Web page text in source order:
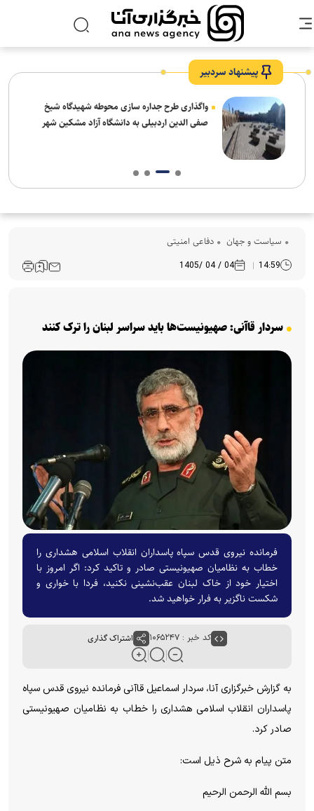
پیشنهاد سردبیر
واگذاری طرح جداره سازی محوطه شهیدگاه شیخ
صفی الدین اردبیلی به دانشگاه آزاد مشکین شهر
سیاست و جهان دفاعی امنیتی
14:59
04 / 04 /1405
سردار قاآنی: صهیونیست‌ها باید سراسر لبنان را ترک کنند
فرمانده نیروی قدس سپاه پاسداران انقلاب اسلامی هشداری را
خطاب به نظامیان صهیونیستی صادر و تاکید کرد: اگر امروز با
اختیار خود از خاک لبنان عقب‌نشینی نکنید، فردا با خواری و
شکست ناگزیر به فرار خواهید شد.
کد خبر : ۱۰۶۵۲۴۷ اشتراک گذاری
به گزارش خبرگزاری آنا، سردار اسماعیل قاآنی فرمانده نیروی قدس سپاه
پاسداران انقلاب اسلامی هشداری را خطاب به نظامیان صهیونیستی
صادر کرد.
متن پیام به شرح ذیل است:
بسم الله الرحمن الرحیم